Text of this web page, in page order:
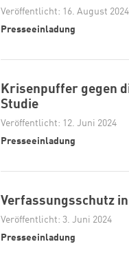
Veröffentlicht: 16. August 2024
Presseeinladung
Krisenpuffer gegen
Studie
Veröffentlicht: 12. Juni 2024
Presseeinladung
Verfassungsschutz
Veröffentlicht: 3. Juni 2024
Presseeinladung